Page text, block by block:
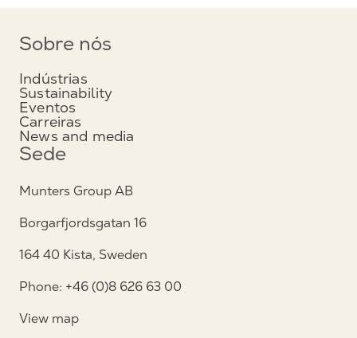
Sobre nós
Indústrias
Sustainability
Eventos
Carreiras
News and media
Sede
Munters Group AB
Borgarfjordsgatan 16
164 40 Kista, Sweden
Phone: +46 (0)8 626 63 00
View map